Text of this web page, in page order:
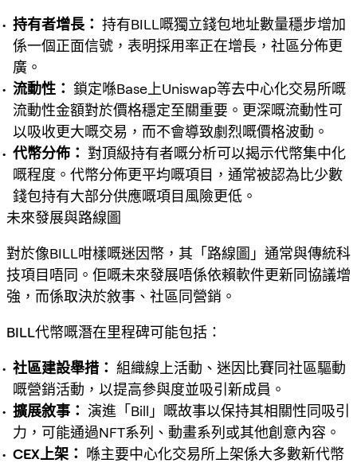
持有者增長： 持有BILL嘅獨立錢包地址數量穩步增加
係一個正面信號，表明採用率正在增長，社區分佈更
廣。
流動性： 鎖定喺Base上Uniswap等去中心化交易所嘅
流動性金額對於價格穩定至關重要。更深嘅流動性可
以吸收更大嘅交易，而不會導致劇烈嘅價格波動。
代幣分佈： 對頂級持有者嘅分析可以揭示代幣集中化
嘅程度。代幣分佈更平均嘅項目，通常被認為比少數
錢包持有大部分供應嘅項目風險更低。
未來發展與路線圖
對於像BILL咁樣嘅迷因幣，其「路線圖」通常與傳統科
技項目唔同。佢嘅未來發展唔係依賴軟件更新同協議增
強，而係取決於敘事、社區同營銷。
BILL代幣嘅潛在里程碑可能包括：
社區建設舉措： 組織線上活動、迷因比賽同社區驅動
嘅營銷活動，以提高參與度並吸引新成員。
擴展敘事： 演進「Bill」嘅故事以保持其相關性同吸引
力，可能通過NFT系列、動畫系列或其他創意內容。
CEX上架： 喺主要中心化交易所上架係大多數新代幣